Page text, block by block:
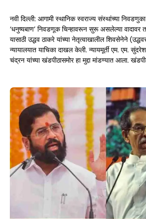
नवी दिल्ली: आगामी स्थानिक स्वराज्य संस्थांच्या
‘धनुष्यबाण’ निवडणूक चिन्हावरून सुरू असलेल्या वादावर
यासाठी उद्धव ठाकरे यांच्या नेतृत्वाखालील शिवसेनेने
न्यायालयात याचिका दाखल केली. न्यायमूर्ती एम. एम.
चंद्रन यांच्या खंडपीठासमोर हा मुद्दा मांडण्यात आला.